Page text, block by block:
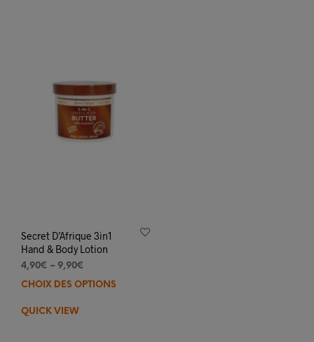
Secret D’Afrique 3in1
Hand & Body Lotion
4,90€ – 9,90€
CHOIX DES OPTIONS
QUICK VIEW